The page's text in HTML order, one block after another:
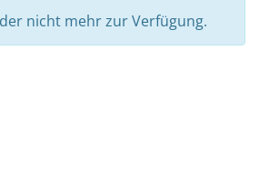
nicht mehr zur Verfügung.